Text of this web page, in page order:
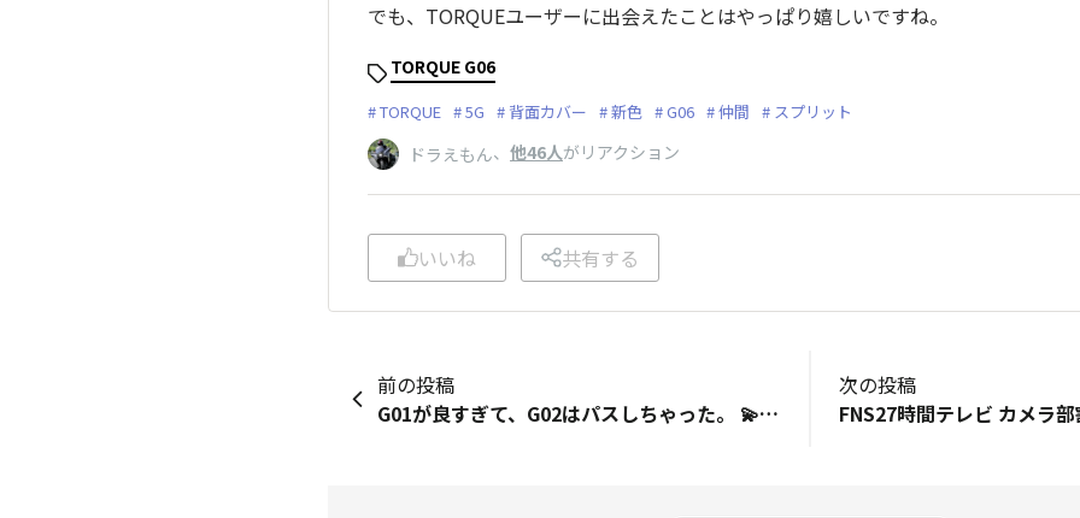
でも、TORQUEユーザーに出会えたことはやっぱり嬉しいですね。
TORQUE G06
TORQUE 5G 背面カバー 新色 G06 仲間 スプリット
ドラえもん、 他46人がリアクション
いいね 共有する
前の投稿
G01が良すぎて、G02はパスしちゃった。 💫2015年7月へタイムスリップ💫 世界初の耐海水！！ 水中撮影も思いのまま #KYOCERA「#TORQUEG02」🌊 https://x.com/official_kddi/status/1815673290448650634?t=mi6kOMT_ICRabGAeWBjTig&amp;s=19
次の投稿
FNS27時間テレビ カメラ